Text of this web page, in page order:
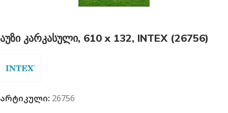
აუზი კარკასული, 610 x 132, INTEX (26756)
არტიკული: 26756